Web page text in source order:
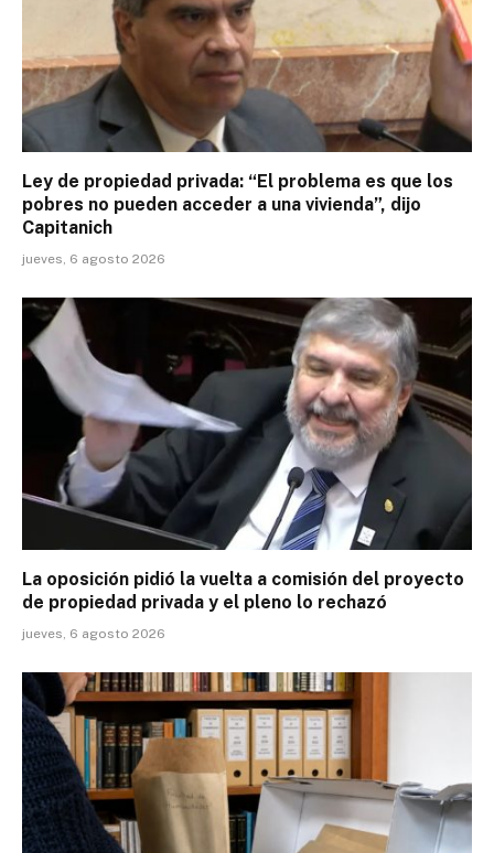
Ley de propiedad privada: “El problema es que los
pobres no pueden acceder a una vivienda”, dijo
Capitanich
jueves, 6 agosto 2026
La oposición pidió la vuelta a comisión del proyecto
de propiedad privada y el pleno lo rechazó
jueves, 6 agosto 2026